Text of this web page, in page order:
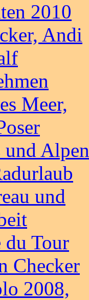
2010
Andi
Meer,
und Alpen
und
du Tour
Checker
2008,